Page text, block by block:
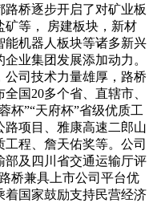
桥逐步开启了对矿业板
矿等， 房建板块，新材
能机器人板块等诸多新兴
业集团发展添加动力。
司技术力量雄厚，路桥
国20多个省、直辖市、
杯”“天府杯”省级优质工
项目、雅康高速二郎山
程、詹天佑奖等。公司
部及四川省交通运输厅评
桥兼具上市公司平台优
着国家鼓励支持民营经济